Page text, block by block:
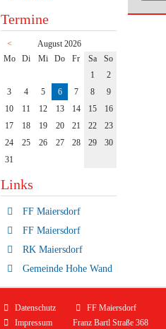
Termine
<
August 2026
Montag
Dienstag
Mittwoch
Donnerstag
Freitag
Samstag
Sonntag
1
2
3
4 5 6 7 8
9
10
11 12 13 14 15
16
17
18 19 20 21 22
23
24
25 26 27 28 29
30
31
Links
FF Maiersdorf
FF Maiersdorf
RK Maiersdorf
Gemeinde Hohe Wand
Navigation
überspringen
Datenschutz
Impressum
FF Maiersdorf
Franz Bartl Straße 368